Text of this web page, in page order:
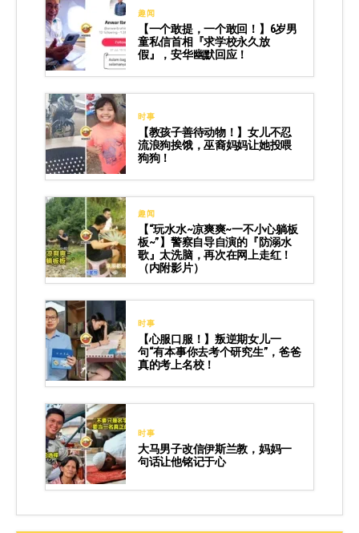
趣闻
【一个敢提，一个敢回！】6岁男
童私信首相『求学校永久放
假』，安华幽默回应！
时事
【教孩子善待动物！】女儿不忍
流浪狗挨饿，巫裔妈妈让她投喂
狗狗！
趣闻
【“玩水水~凉爽爽~一不小心躺板
板~”】警察自导自演的『防溺水
歌』太洗脑，再次在网上走红！
（内附影片）
时事
【心服口服！】叛逆期女儿一
句“有本事你去考个研究生”，爸爸
真的考上名校！
时事
大马男子改信伊斯兰教，妈妈一
句话让他铭记于心